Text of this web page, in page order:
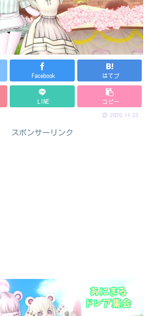
Facebook はてブ
LINE コピー
2020.11.23
スポンサーリンク